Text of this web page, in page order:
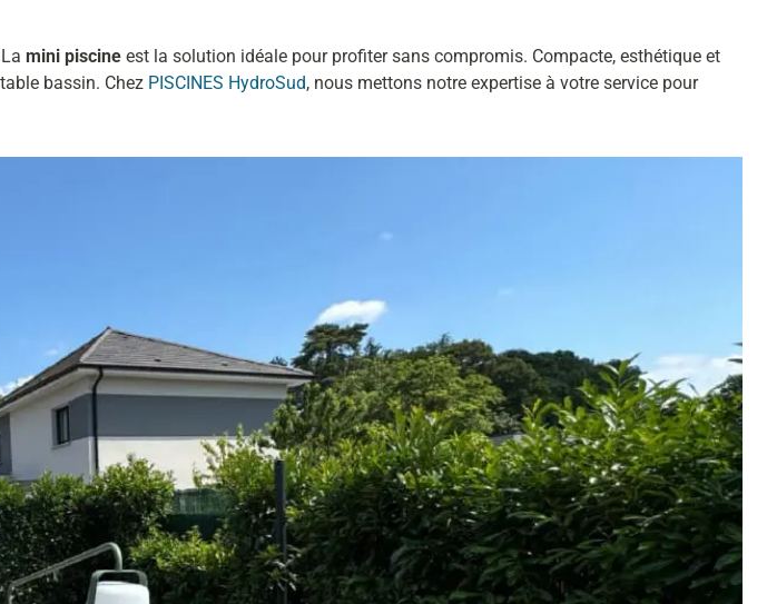
mini piscine est la solution idéale pour profiter sans compromis. Compacte, esthétique et
bassin. Chez PISCINES HydroSud, nous mettons notre expertise à votre service pour